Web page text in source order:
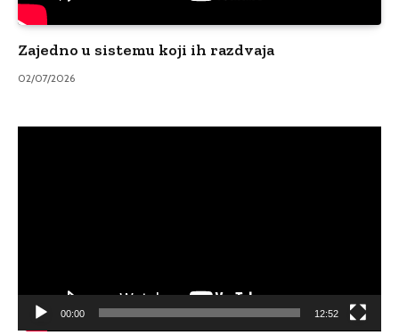
Zajedno u sistemu koji ih razdvaja
02/07/2026
00:00 12:52